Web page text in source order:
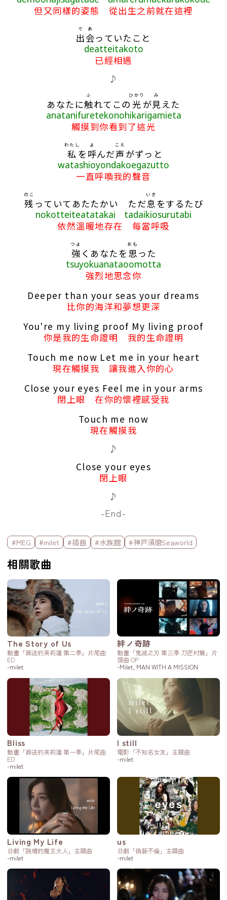
但又同樣的姿態 從出生之前就在這裡
出
で
会
あ
っていたこと
deatteitakoto
已經相遇
♪
あなたに触
ふ
れてこの 光
ひかり
が見
み
えた
anatanifuretekonohikarigamieta
觸摸到你看到了這光
私
わたし
を 呼
よ
んだ声
こえ
がずっと
watashioyondakoegazutto
一直呼喚我的聲音
残
のこ
っていてあたたかい ただ息
いき
をするたび
nokotteiteatatakai tadaikiosurutabi
依然溫暖地存在 每當呼吸
強
つよ
くあなたを 思
おも
った
tsuyokuanataoomotta
強烈地思念你
Deeper than your seas your dreams
比你的海洋和夢想更深
You're my living proof My living proof
你是我的生命證明 我的生命證明
Touch me now Let me in your heart
現在觸摸我 讓我進入你的心
Close your eyes Feel me in your arms
閉上眼 在你的懷裡感受我
Touch me now
現在觸摸我
♪
Close your eyes
閉上眼
♪
-End-
標籤欄
#MEG #milet #插曲 #水族館 #神戸須磨Seaworld
相關歌曲
The Story of Us
動畫「葬送的芙莉蓮 第二季」片尾曲
ED
-milet
絆ノ奇跡
動畫「鬼滅之刃 第三季 刀匠村篇」片
頭曲 OP
-Milet, MAN WITH A MISSION
Bliss
動畫「葬送的芙莉蓮 第一季」片尾曲
ED
-milet
I still
電影「不知名女友」主題曲
-milet
Living My Life
日劇「跳槽的魔王大人」主題曲
-milet
us
日劇「偽裝不倫」主題曲
-milet